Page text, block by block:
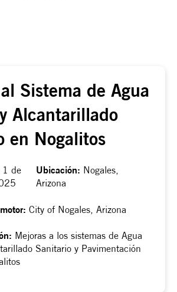
Sistema de Agua
Alcantarillado
en Nogalitos
1 de
Ubicación: Nogales,
Arizona
City of Nogales, Arizona
Mejoras a los sistemas de Agua
Sanitario y Pavimentación